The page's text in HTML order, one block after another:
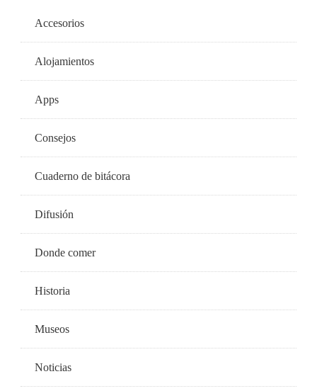
Accesorios
Alojamientos
Apps
Consejos
Cuaderno de bitácora
Difusión
Donde comer
Historia
Museos
Noticias